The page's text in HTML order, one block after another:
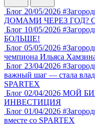
Блог 20/05/2026
ДОМАМИ ЧЕРЕЗ ГОД?
Блог 10/05/2026
БОЛЬШЕ!
Блог 05/05/2026
чемпиона Ильяса
Блог 23/04/2026
важный шаг — стала
SPARTEX
Блог 02/04/2026 МОЙ
ИНВЕСТИЦИЯ
Блог 01/04/2026
вместе со SPARTEX